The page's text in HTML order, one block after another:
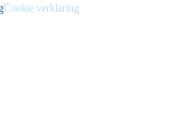
Cookie verklaring